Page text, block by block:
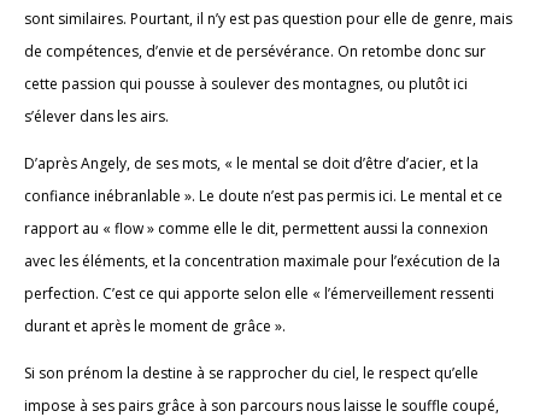
sont similaires. Pourtant, il n’y est pas question pour elle de genre, mais
de compétences, d’envie et de persévérance. On retombe donc sur
cette passion qui pousse à soulever des montagnes, ou plutôt ici
s’élever dans les airs.
D’après Angely, de ses mots, « le mental se doit d’être d’acier, et la
confiance inébranlable ». Le doute n’est pas permis ici. Le mental et ce
rapport au « flow » comme elle le dit, permettent aussi la connexion
avec les éléments, et la concentration maximale pour l’exécution de la
perfection. C’est ce qui apporte selon elle « l’émerveillement ressenti
durant et après le moment de grâce ».
Si son prénom la destine à se rapprocher du ciel, le respect qu’elle
impose à ses pairs grâce à son parcours nous laisse le souffle coupé,